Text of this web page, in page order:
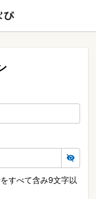
すべて含み9文字以